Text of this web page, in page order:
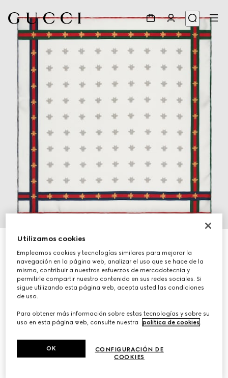
Pañuelo cuadrado de seda con motivo de abeja y
tribanda
€ 195
Utilizamos cookies
Empleamos cookies y tecnologías similares para mejorar la
navegación en la página web, analizar el uso que se hace de la
misma, contribuir a nuestros esfuerzos de mercadotecnia y
permitirle compartir nuestro contenido en sus redes sociales. Si
sigue utilizando esta página web, acepta usted las condiciones
de uso.
Para obtener más información sobre estas tecnologías y sobre su
uso en esta página web, consulte nuestra
política de cookies.
CONFIGURACIÓN DE
COOKIES
OK